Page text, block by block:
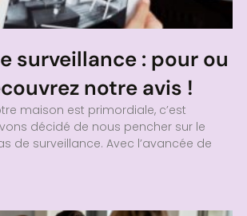
surveillance : pour ou
notre avis !
maison est primordiale, c’est
décidé de nous pencher sur le
de surveillance. Avec l’avancée de